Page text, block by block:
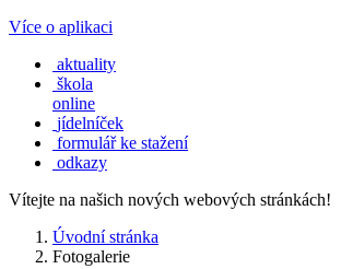
Více o aplikaci
aktuality
škola
online
jídelníček
formulář ke stažení
odkazy
Vítejte na našich nových webových stránkách!
Úvodní stránka
Fotogalerie